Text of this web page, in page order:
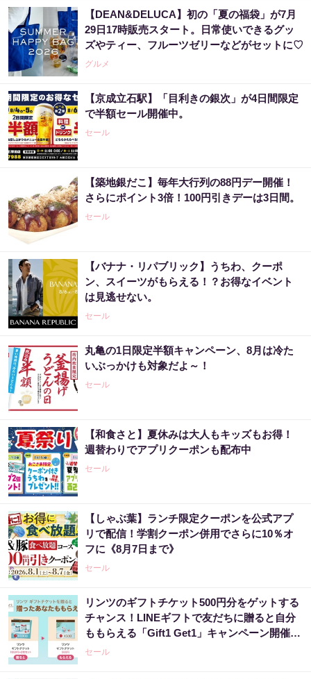
【DEAN&DELUCA】初の「夏の福袋」が7月
29日17時販売スタート。日常使いできるグッ
ズやティー、フルーツゼリーなどがセットに♡
グルメ
【京成立石駅】「目利きの銀次」が4日間限定
で半額セール開催中。
セール
【築地銀だこ】毎年大行列の88円デー開催！
さらにポイント3倍！100円引きデーは3日間。
セール
【バナナ・リパブリック】うちわ、クーポ
ン、スイーツがもらえる！？お得なイベント
は見逃せない。
セール
丸亀の1日限定半額キャンペーン、8月は冷た
いぶっかけも対象だよ～！
セール
【和食さと】夏休みは大人もキッズもお得！
週替わりでアプリクーポンも配布中
セール
【しゃぶ葉】ランチ限定クーポンを公式アプ
リで配信！学割クーポン併用でさらに10％オ
フに《8月7日まで》
セール
リンツのギフトチケット500円分をゲットする
チャンス！LINEギフトで友だちに贈ると自分
ももらえる「Gift1 Get1」キャンペーン開催
中。
セール